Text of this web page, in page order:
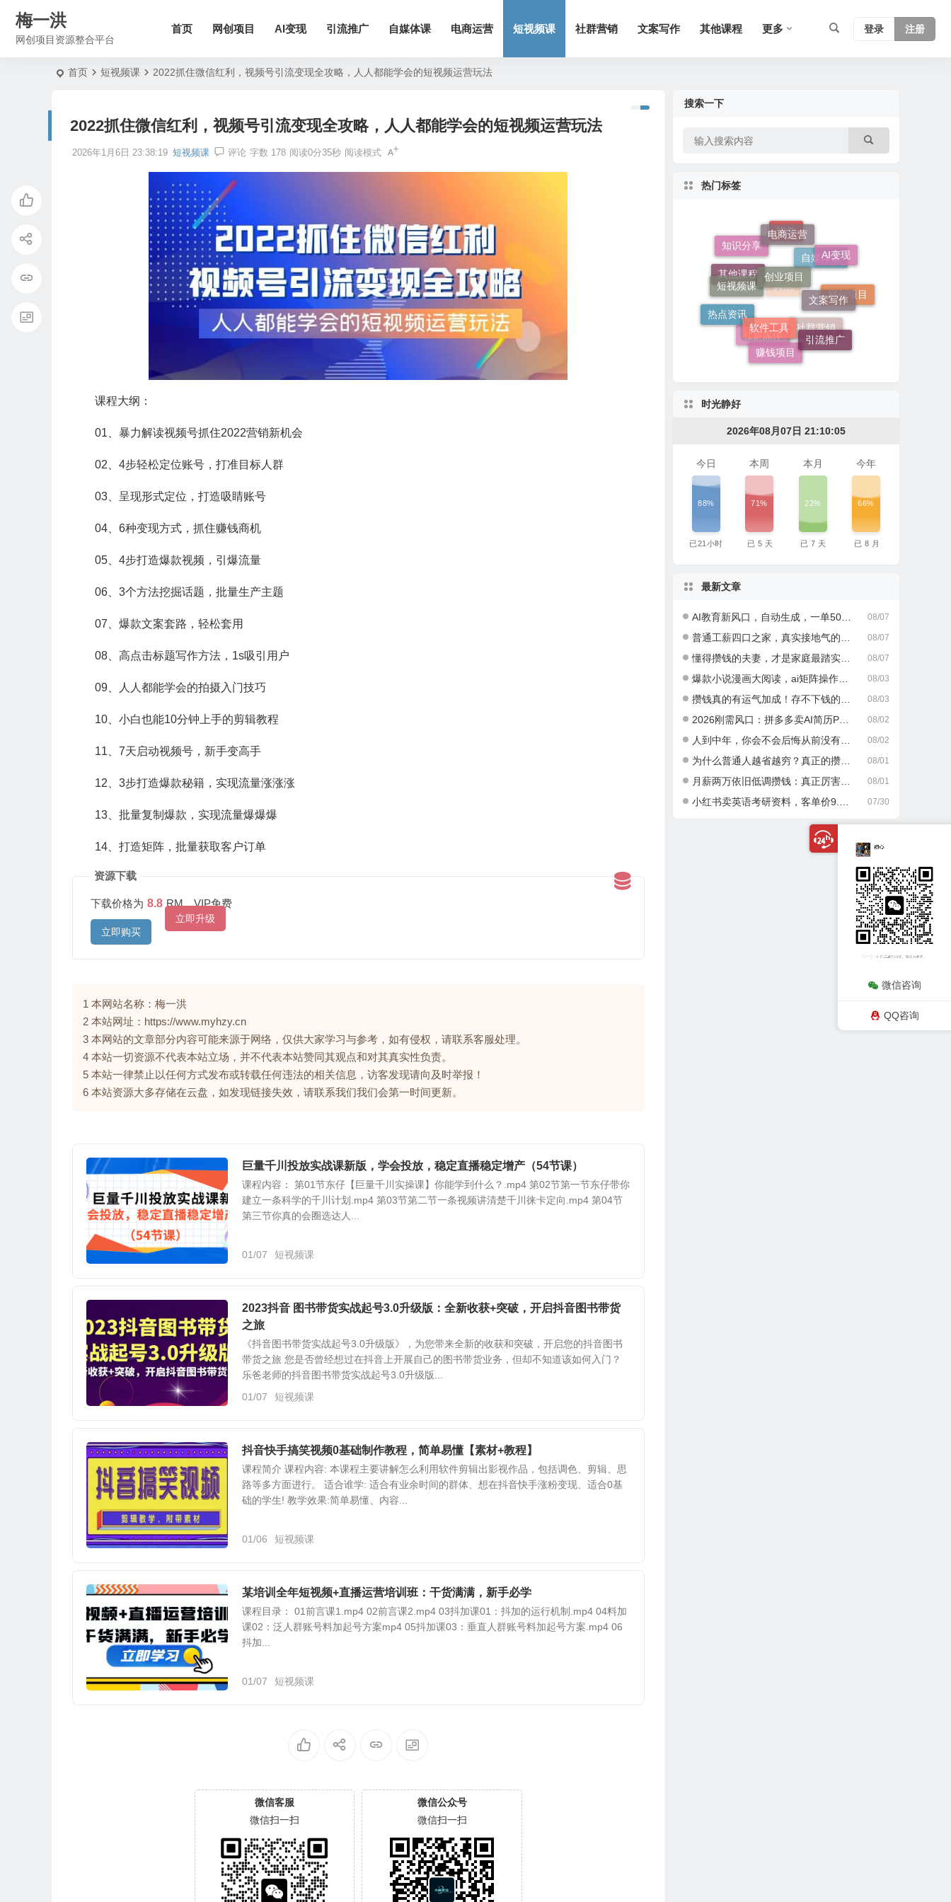
梅一洪
网创项目资源整合平台
首页 网创项目 AI变现 引流推广 自媒体课 电商运营 短视频课 社群营销 文案写作 其他课程 更多 登录 注册
首页 短视频课 2022抓住微信红利，视频号引流变现全攻略，人人都能学会的短视频运营玩法
2022抓住微信红利，视频号引流变现全攻略，人人都能学会的短视频运营玩法
2026年1月6日 23:38:19 短视频课 评论 字数 178 阅读0分35秒 阅读模式
课程大纲：
01、暴力解读视频号抓住2022营销新机会
02、4步轻松定位账号，打准目标人群
03、呈现形式定位，打造吸睛账号
04、6种变现方式，抓住赚钱商机
05、4步打造爆款视频，引爆流量
06、3个方法挖掘话题，批量生产主题
07、爆款文案套路，轻松套用
08、高点击标题写作方法，1s吸引用户
09、人人都能学会的拍摄入门技巧
10、小白也能10分钟上手的剪辑教程
11、7天启动视频号，新手变高手
12、3步打造爆款秘籍，实现流量涨涨涨
13、批量复制爆款，实现流量爆爆爆
14、打造矩阵，批量获取客户订单
资源下载
下载价格为 8.8 RM，VIP免费
立即升级
立即购买
1 本网站名称：梅一洪
2 本站网址：https://www.myhzy.cn
3 本网站的文章部分内容可能来源于网络，仅供大家学习与参考，如有侵权，请联系客服处理。
4 本站一切资源不代表本站立场，并不代表本站赞同其观点和对其真实性负责。
5 本站一律禁止以任何方式发布或转载任何违法的相关信息，访客发现请向及时举报！
6 本站资源大多存储在云盘，如发现链接失效，请联系我们我们会第一时间更新。
巨量千川投放实战课新版，学会投放，稳定直播稳定增产（54节课）
课程内容： 第01节东仔【巨量千川实操课】你能学到什么？.mp4 第02节第一节东仔带你
建立一条科学的千川计划.mp4 第03节第二节一条视频讲清楚千川徕卡定向.mp4 第04节
第三节你真的会圈选达人...
01/07 短视频课
2023抖音 图书带货实战起号3.0升级版：全新收获+突破，开启抖音图书带货
之旅
《抖音图书带货实战起号3.0升级版》，为您带来全新的收获和突破，开启您的抖音图书
带货之旅 您是否曾经想过在抖音上开展自己的图书带货业务，但却不知道该如何入门？
乐爸老师的抖音图书带货实战起号3.0升级版...
01/07
短视频课
抖音快手搞笑视频0基础制作教程，简单易懂【素材+教程】
课程简介 课程内容: 本课程主要讲解怎么利用软件剪辑出影视作品，包括调色、剪辑、思
路等多方面进行。 适合谁学: 适合有业余时间的群体、想在抖音快手涨粉变现、适合0基
础的学生! 教学效果:简单易懂、内容...
01/06 短视频课
某培训全年短视频+直播运营培训班：干货满满，新手必学
课程目录： 01前言课1.mp4 02前言课2.mp4 03抖加课01：抖加的运行机制.mp4 04料加
课02：泛人群账号料加起号方案mp4 05抖加课03：垂直人群账号料加起号方案.mp4 06
抖加...
01/07 短视频课
微信客服
微信扫一扫
微信公众号
微信扫一扫
搜索一下
热门标签
软件
自媒体课
其他
其他课程
知识分享
电商运营
AI变现
网创项目
社群营销
社群媒体
热点资讯
短视频课
创业项目
引流推广
赚钱项目
软件工具
时光静好
2026年08月07日 21:10:06
今日
88%
已21 小时
本周
71%
已 5 天
本月
22%
已 7 天
今年
66%
已 8 月
最新文章
08/07
AI教育新风口，自动生成，一单500+，月入2W+!
08/07
普通工薪四口之家，真实接地气的攒钱日常
08/07
懂得攒钱的夫妻，才是家庭最踏实的底气
08/03
爆款小说漫画大阅读，ai矩阵操作，当天可见收益，号称日入400+
08/03
攒钱真的有运气加成！存不下钱的人，大多栽在这一点
08/02
2026刚需风口：拼多多卖AI简历PPT，可矩阵放大，小白也能干，日入700+！
08/02
人到中年，你会不会后悔从前没有好好攒钱？
08/01
为什么普通人越省越穷？真正的攒钱逻辑很多人都搞错了
08/01
月薪两万依旧低调攒钱：真正厉害的成年人，从不乱消费
07/30
小红书卖英语考研资料，客单价9.9，250天卖了16w!
微信咨询
QQ咨询